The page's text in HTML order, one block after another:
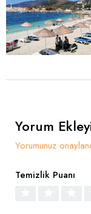
Yorum
Yorumunuz
Temizlik Puanı